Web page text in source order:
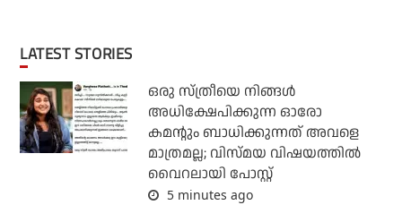
LATEST STORIES
ഒരു സ്ത്രീയെ നിങ്ങള്‍
അധിക്ഷേപിക്കുന്ന ഓരോ
കമന്റും ബാധിക്കുന്നത് അവളെ
മാത്രമല്ല; വിസ്മയ വിഷയത്തില്‍
വൈറലായി പോസ്റ്റ്
5 minutes ago